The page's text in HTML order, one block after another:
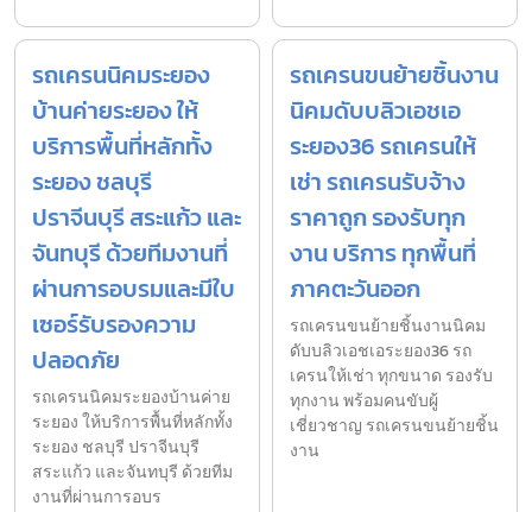
รถเครนนิคมระยอง
บ้านค่ายระยอง ให้
บริการพื้นที่หลักทั้ง
ระยอง ชลบุรี
ปราจีนบุรี สระแก้ว และ
จันทบุรี ด้วยทีมงานที่
ผ่านการอบรมและมีใบ
เซอร์รับรองความ
ปลอดภัย
รถเครนนิคมระยองบ้านค่าย
ระยอง ให้บริการพื้นที่หลักทั้ง
ระยอง ชลบุรี ปราจีนบุรี
สระแก้ว และจันทบุรี ด้วยทีม
งานที่ผ่านการอบร
รถเครนขนย้ายชิ้นงาน
นิคมดับบลิวเอชเอ
ระยอง36 รถเครนให้
เช่า รถเครนรับจ้าง
ราคาถูก รองรับทุก
งาน บริการ ทุกพื้นที่
ภาคตะวันออก
รถเครนขนย้ายชิ้นงานนิคม
ดับบลิวเอชเอระยอง36 รถ
เครนให้เช่า ทุกขนาด รองรับ
ทุกงาน พร้อมคนขับผู้
เชี่ยวชาญ รถเครนขนย้ายชิ้น
งาน